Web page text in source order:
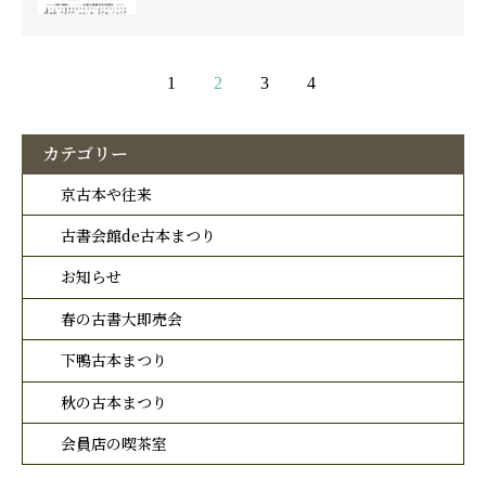
1 2 3 4
カテゴリー
京古本や往来
古書会館de古本まつり
お知らせ
春の古書大即売会
下鴨古本まつり
秋の古本まつり
会員店の喫茶室